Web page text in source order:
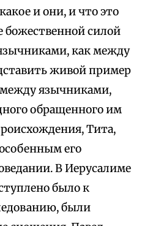
и они, и что это
божественной силой
как между
живой пример
между язычниками,
обращенного им
Тита,
его
В Иерусалиме
было к
были